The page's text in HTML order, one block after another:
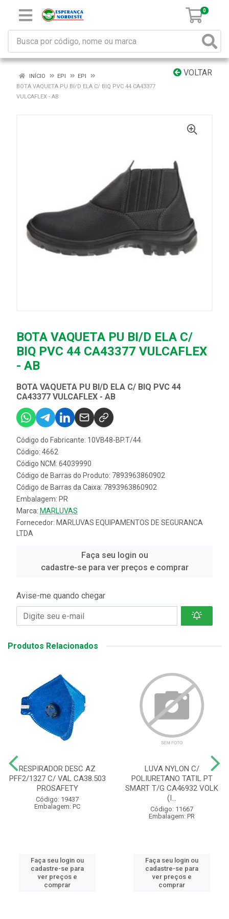
0
VOLTAR
INÍCIO EPI
EPI
BOTA VAQUETA PU BI/D ELA C/ BIQ PVC 44 CA43377
VULCAFLEX - AB
BOTA VAQUETA PU BI/D ELA C/
BIQ PVC 44 CA43377 VULCAFLEX
- AB
BOTA VAQUETA PU BI/D ELA C/ BIQ PVC 44
CA43377 VULCAFLEX - AB
Código do Fabricante: 10VB48-BP.T/44
Código: 4662
Código NCM: 64039990
Código de Barras do Produto: 7893963860902
Código de Barras da Caixa: 7893963860902
Embalagem: PR
Marca: MARLUVAS
Fornecedor: MARLUVAS EQUIPAMENTOS DE SEGURANCA
LTDA
Faça seu login ou
cadastre-se para ver preços e comprar
Avise-me quando chegar
Produtos Relacionados
RESPIRADOR DESC AZ
PFF2/1327 C/ VAL CA38.503
PROSAFETY
Código: 19437
Embalagem: PC
Faça seu login ou
cadastre-se para
ver preços e
comprar
LUVA NYLON C/
POLIURETANO TATIL PT
SMART T/G CA46932 VOLK
(I...
Código: 11667
Embalagem: PR
Faça seu login ou
cadastre-se para
ver preços e
comprar